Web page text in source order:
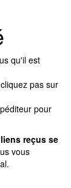
qu'il est
pas sur
pour
reçus se
vous